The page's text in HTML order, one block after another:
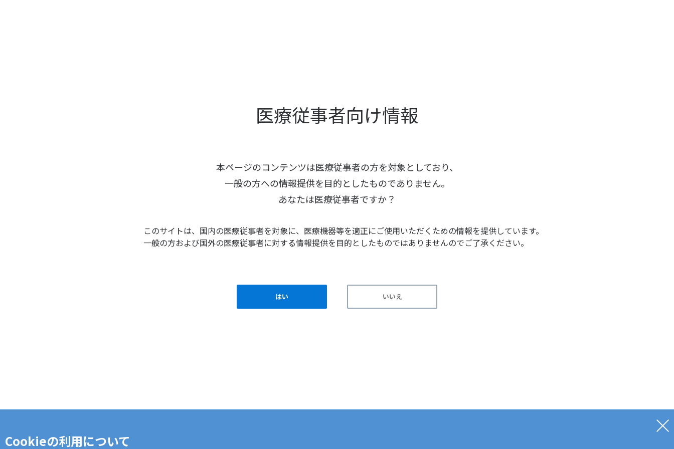
医療従事者向け情報
本ページのコンテンツは医療従事者の方を対象としており、
一般の方への情報提供を目的としたものでありません。
あなたは医療従事者ですか？
このサイトは、国内の医療従事者を対象に、医療機器等を適正にご使用いただくための情報を提供しています。
一般の方および国外の医療従事者に対する情報提供を目的としたものではありませんのでご了承ください。
はい いいえ
Cookieの利用について